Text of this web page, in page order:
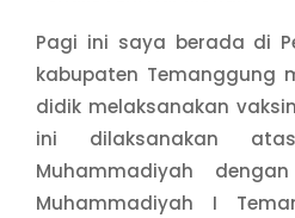
Pagi ini saya berada di
kabupaten Temanggung
didik melaksanakan
ini dilaksanakan
Muhammadiyah
Muhammadiyah I